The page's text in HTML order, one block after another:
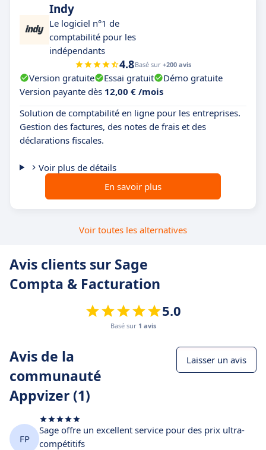
Indy
Le logiciel n°1 de
comptabilité pour les
indépendants
4.8Basé sur +200 avis
Version gratuite Essai gratuit
Démo gratuite
Version payante dès 12,00 € /mois
Solution de comptabilité en ligne pour les entreprises.
Gestion des factures, des notes de frais et des
déclarations fiscales.
Voir plus de détails
En savoir plus
Voir toutes les alternatives
Avis clients sur Sage
Compta & Facturation
5.0
Basé sur 1 avis
Avis de la
communauté
Appvizer (1)
Laisser un avis
FP
Sage offre un excellent service pour des prix ultra-
compétitifs